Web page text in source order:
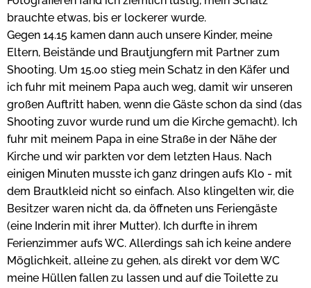
brauchte etwas, bis er lockerer wurde.
Gegen 14.15 kamen dann auch unsere Kinder, meine
Eltern, Beistände und Brautjungfern mit Partner zum
Shooting. Um 15.00 stieg mein Schatz in den Käfer und
ich fuhr mit meinem Papa auch weg, damit wir unseren
großen Auftritt haben, wenn die Gäste schon da sind (das
Shooting zuvor wurde rund um die Kirche gemacht). Ich
fuhr mit meinem Papa in eine Straße in der Nähe der
Kirche und wir parkten vor dem letzten Haus. Nach
einigen Minuten musste ich ganz dringen aufs Klo - mit
dem Brautkleid nicht so einfach. Also klingelten wir, die
Besitzer waren nicht da, da öffneten uns Feriengäste
(eine Inderin mit ihrer Mutter). Ich durfte in ihrem
Ferienzimmer aufs WC. Allerdings sah ich keine andere
Möglichkeit, alleine zu gehen, als direkt vor dem WC
meine Hüllen fallen zu lassen und auf die Toilette zu